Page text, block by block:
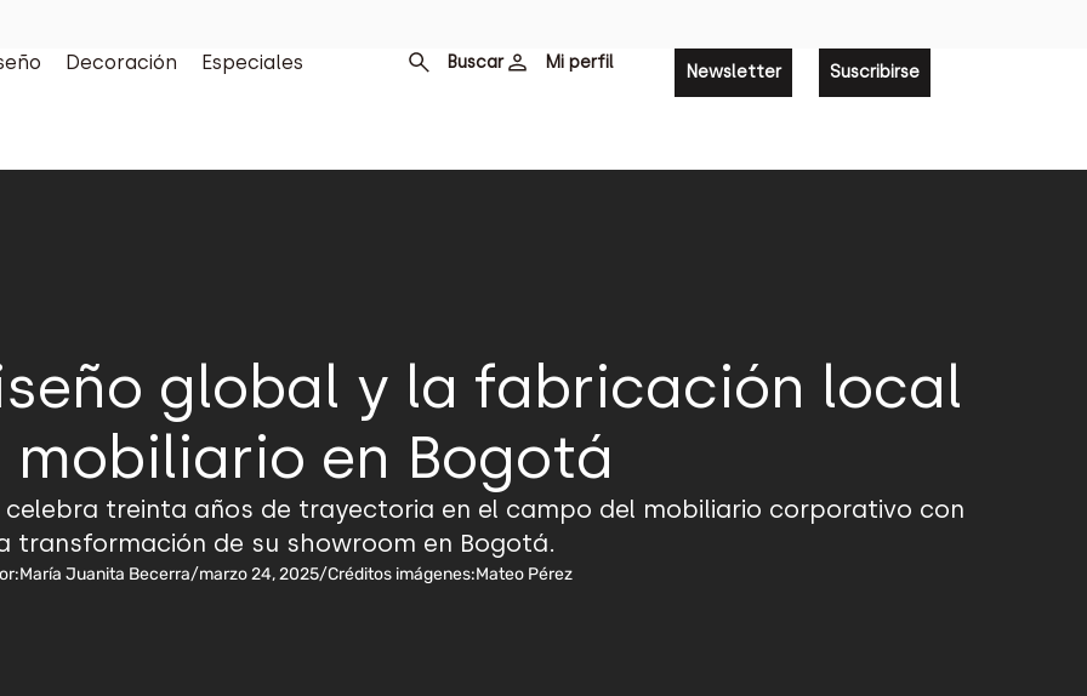
Decoración Especiales Buscar Mi perfil Newsletter Suscribirse
global y la fabricación local
mobiliario en Bogotá
treinta años de trayectoria en el campo del mobiliario corporativo con
transformación de su showroom en Bogotá.
María Juanita Becerra/marzo 24, 2025/Créditos imágenes:Mateo Pérez